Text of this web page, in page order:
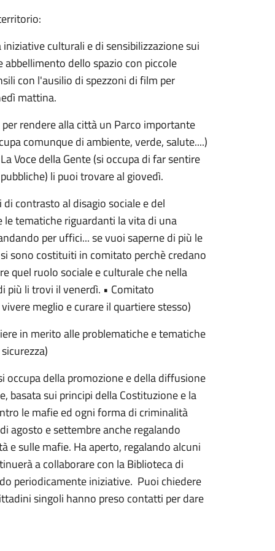
culturali e di sensibilizzazione sui
dello spazio con piccole
con l'ausilio di spezzoni di film per
mattina.
rendere alla città un Parco importante
comunque di ambiente, verde, salute....)
Voce della Gente (si occupa di far sentire
li puoi trovare al giovedì.
contrasto al disagio sociale e del
tematiche riguardanti la vita di una
per uffici... se vuoi saperne di più le
sono costituiti in comitato perchè credano
quel ruolo sociale e culturale che nella
più li trovi il venerdì. • Comitato
meglio e curare il quartiere stesso)
in merito alle problematiche e tematiche
della promozione e della diffusione
basata sui principi della Costituzione e la
le mafie ed ogni forma di criminalità
agosto e settembre anche regalando
sulle mafie. Ha aperto, regalando alcuni
a collaborare con la Biblioteca di
periodicamente iniziative. Puoi chiedere
singoli hanno preso contatti per dare